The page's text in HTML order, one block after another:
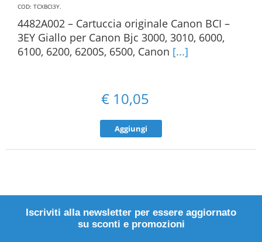
COD: TCXBCI3Y.
4482A002 – Cartuccia originale Canon BCI –
3EY Giallo per Canon Bjc 3000, 3010, 6000,
6100, 6200, 6200S, 6500, Canon [...]
€ 10,05
Aggiungi
Iscriviti alla newsletter per essere aggiornato
su sconti e promozioni